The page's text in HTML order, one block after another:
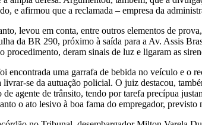
e afirmou que a reclamada – empresa da
levou em conta, entre outros elementos de
da BR 290, próximo à saída para a Av. Assis
procedimento, deram sinais de luz e ligaram as
encontrada uma garrafa de bebida no veículo e o
se da autuação policial. O juiz destacou,
de agente de trânsito, tendo por tarefa precípua
o ato lesivo à boa fama do empregador,